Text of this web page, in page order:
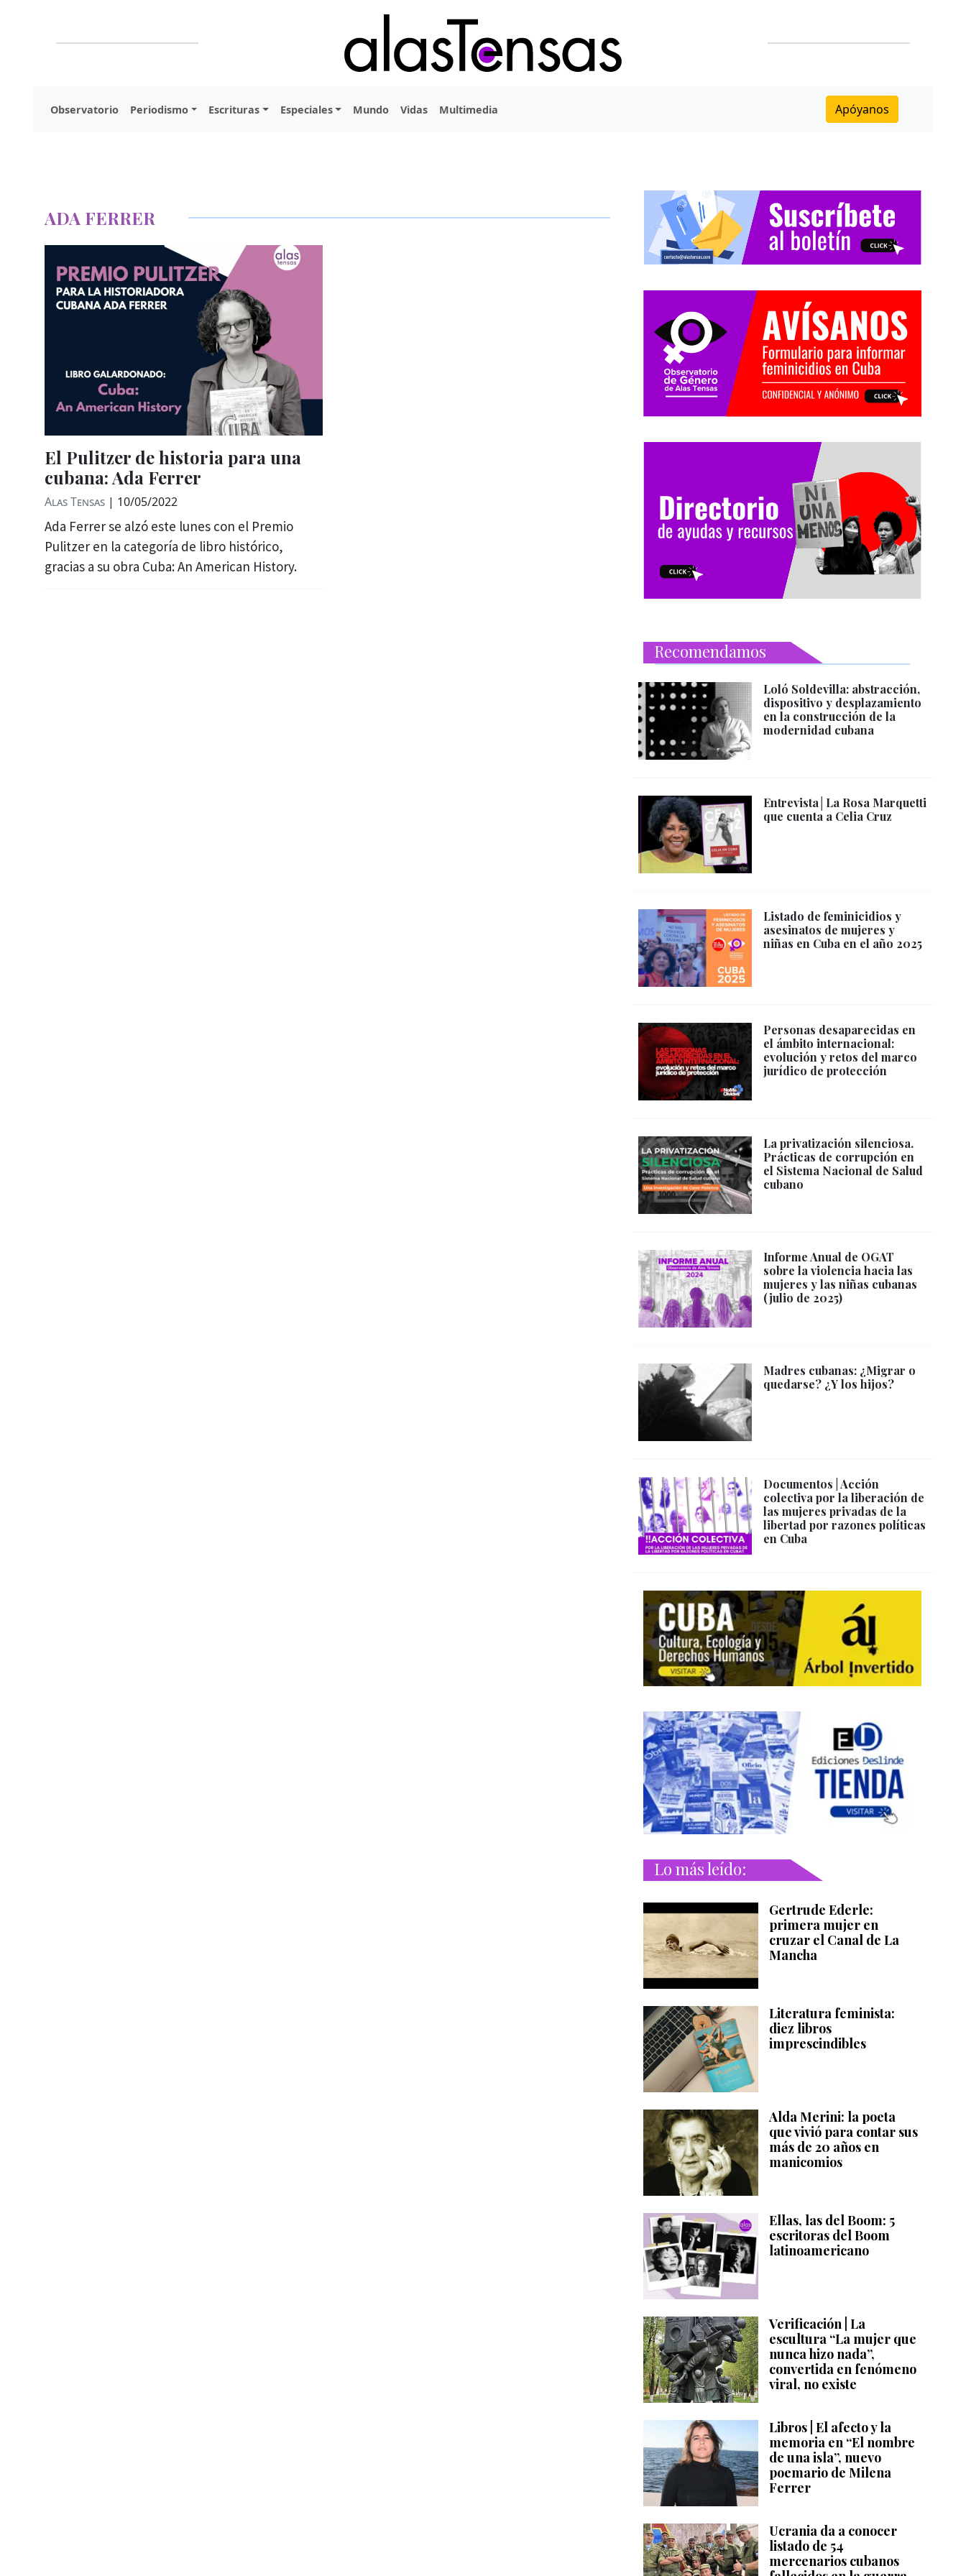
Observatorio Periodismo Escrituras Especiales Mundo Vidas Multimedia Apóyanos
ADA FERRER
El Pulitzer de historia para una
cubana: Ada Ferrer
Alas Tensas | 10/05/2022
Ada Ferrer se alzó este lunes con el Premio
Pulitzer en la categoría de libro histórico,
gracias a su obra Cuba: An American History.
Recomendamos
Loló Soldevilla: abstracción,
dispositivo y desplazamiento
en la construcción de la
modernidad cubana
Entrevista│La Rosa Marquetti
que cuenta a Celia Cruz
Listado de feminicidios y
asesinatos de mujeres y
niñas en Cuba en el año 2025
Personas desaparecidas en
el ámbito internacional:
evolución y retos del marco
jurídico de protección
La privatización silenciosa.
Prácticas de corrupción en
el Sistema Nacional de Salud
cubano
Informe Anual de OGAT
sobre la violencia hacia las
mujeres y las niñas cubanas
(julio de 2025)
Madres cubanas: ¿Migrar o
quedarse? ¿Y los hijos?
Documentos | Acción
colectiva por la liberación de
las mujeres privadas de la
libertad por razones políticas
en Cuba
Lo más leído:
Gertrude Ederle:
primera mujer en
cruzar el Canal de La
Mancha
Literatura feminista:
diez libros
imprescindibles
Alda Merini: la poeta
que vivió para contar sus
más de 20 años en
manicomios
Ellas, las del Boom: 5
escritoras del Boom
latinoamericano
Verificación | La
escultura “La mujer que
nunca hizo nada”,
convertida en fenómeno
viral, no existe
Libros | El afecto y la
memoria en “El nombre
de una isla”, nuevo
poemario de Milena
Ferrer
Ucrania da a conocer
listado de 54
mercenarios cubanos